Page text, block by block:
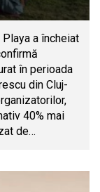
a încheiat
în perioada
din Cluj-
40% mai
de…